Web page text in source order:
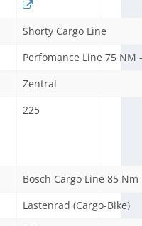
Shorty Cargo Line
Perfomance Line 75 NM
Zentral
225
Bosch Cargo Line 85 Nm
Lastenrad (Cargo-Bike)